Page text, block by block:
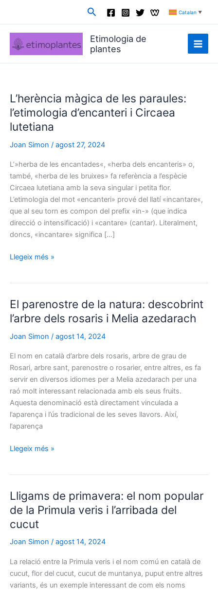
Cerca Catalan ▼
Etimologia de
plantes
L’herència màgica de les paraules:
l’etimologia d’encanteri i Circaea
lutetiana
Joan Simon / agost 27, 2024
L’»herba de les encantades«, «herba dels encanteris» o,
també, «herba de les bruixes» fa referència a l’espècie
Circaea lutetiana amb la seva singular i petita flor.
L’etimologia del mot «encanteri» prové del llatí «incantare«,
que al seu torn es compon del prefix «in-» (que indica
direcció o intensificació) i «cantare» (cantar). Literalment,
doncs, «incantare» significa […]
L’herència
paraules:
l’etimologia
i
Llegeix més »
El parenostre de la natura: descobrint
l’arbre dels rosaris i Melia azedarach
Joan Simon / agost 14, 2024
El nom en català d’arbre dels rosaris, arbre de grau de
Rosari, arbre sant, parenostre o rosarier, entre altres, es fa
servir en diversos idiomes per a Melia azedarach per una
raó molt interessant relacionada amb els seus fruits.
Aquesta denominació està directament vinculada a
l’aparença i l’ús tradicional de les seves llavors. Així,
l’aparença
El
natura:
descobrint
dels
rosaris
Melia
azedarach
Llegeix més »
Lligams de primavera: el nom popular
de la Primula veris i l’arribada del
cucut
Joan Simon / agost 14, 2024
La relació entre la Primula veris i el nom comú en català de
cucut, flor del cucut, cucut de muntanya, puput entre altres
variants, és un exemple interessant de com els noms